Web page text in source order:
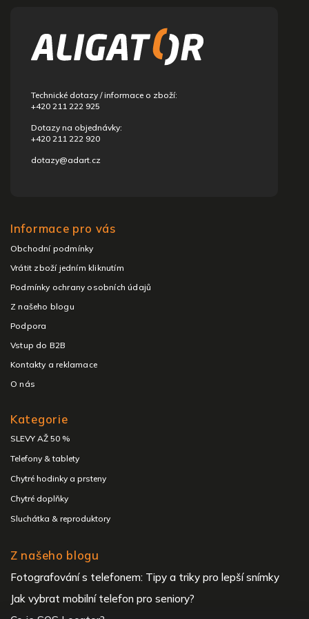
Technické dotazy / informace o zboží:
+420 211 222 925
Dotazy na objednávky:
+420 211 222 920
dotazy@adart.cz
Informace pro vás
Obchodní podmínky
Vrátit zboží jedním kliknutím
Podmínky ochrany osobních údajů
Z našeho blogu
Podpora
Vstup do B2B
Kontakty a reklamace
O nás
Kategorie
SLEVY AŽ 50 %
Telefony & tablety
Chytré hodinky a prsteny
Chytré doplňky
Sluchátka & reproduktory
Z našeho blogu
Fotografování s telefonem: Tipy a triky pro lepší snímky
Jak vybrat mobilní telefon pro seniory?